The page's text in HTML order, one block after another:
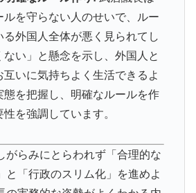
ルを守らない人のせいで、ルー
る外国人全体が悪く見られてし
ない」と懸念を示し、外国人と
互いに気持ちよく生活できるよ
態を把握し、明確なルールを作
を強調しています。
がらみにとらわれず「合理的な
と「行政のスリム化」を進めよ